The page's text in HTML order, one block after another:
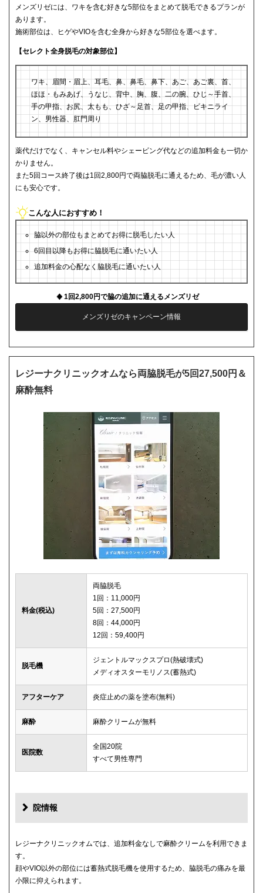
メンズリゼには、ワキを含む好きな5部位をまとめて脱毛できるプランが
あります。
施術部位は、ヒゲやVIOを含む全身から好きな5部位を選べます。
【セレクト全身脱毛の対象部位】
ワキ、眉間・眉上、耳毛、鼻、鼻毛、鼻下、あご、あご裏、首、
ほほ・もみあげ、うなじ、背中、胸、腹、二の腕、ひじ～手首、
手の甲指、お尻、太もも、ひざ～足首、足の甲指、ビキニライ
ン、男性器、肛門周り
薬代だけでなく、キャンセル料やシェービング代などの追加料金も一切か
かりません。
また5回コース終了後は1回2,800円で両脇脱毛に通えるため、毛が濃い人
にも安心です。
こんな人におすすめ！
脇以外の部位もまとめてお得に脱毛したい人
6回目以降もお得に脇脱毛に通いたい人
追加料金の心配なく脇脱毛に通いたい人
1回2,800円で脇の追加に通えるメンズリゼ
メンズリゼのキャンペーン情報
レジーナクリニックオムなら両脇脱毛が5回27,500円＆
麻酔無料
料金(税込)
両脇脱毛
1回：11,000円
5回：27,500円
8回：44,000円
12回：59,400円
脱毛機
ジェントルマックスプロ(熱破壊式)
メディオスターモリノス(蓄熱式)
アフターケア 炎症止めの薬を塗布(無料)
麻酔 麻酔クリームが無料
医院数
全国20院
すべて男性専門
院情報
レジーナクリニックオムでは、追加料金なしで麻酔クリームを利用できま
す。
顔やVIO以外の部位には蓄熱式脱毛機を使用するため、脇脱毛の痛みを最
小限に抑えられます。